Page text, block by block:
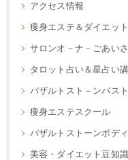
アクセス情報
痩身エステ＆ダイエッ
サロンオ－ナ－ごあい
タロット占い＆星占い
バザルトスト－ンバス
痩身エステスクール
バザルトストーンボデ
美容・ダイエット豆知識